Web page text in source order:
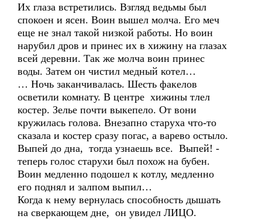
Их глаза встретились. Взгляд ведьмы был
спокоен и ясен. Воин вышел молча. Его меч
еще не знал такой низкой работы. Но воин
нарубил дров и принес их в хижину на глазах
всей деревни. Так же молча воин принес
воды. Затем он чистил медный котел…
… Ночь заканчивалась. Шесть факелов
осветили комнату. В центре хижины тлел
костер. Зелье почти выкепело. От вони
кружилась голова. Внезапно старуха что-то
сказала и костер сразу погас, а варево остыло.
Выпей до дна, тогда узнаешь все. Выпей! -
теперь голос старухи был похож на бубен.
Воин медленно подошел к котлу, медленно
его поднял и залпом выпил…
Когда к нему вернулась способность дышать
на сверкающем дне, он увидел ЛИЦО.